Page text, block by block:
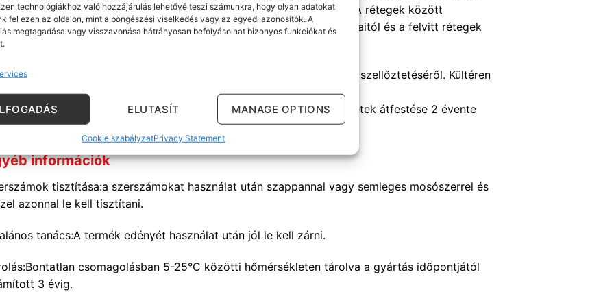
technológiákhoz való hozzájárulás lehetővé teszi számunkra, hogy olyan adatokat
fel ezen az oldalon, mint a böngészési viselkedés vagy az egyedi azonosítók. A
megtagadása vagy visszavonása hátrányosan befolyásolhat bizonyos funkciókat és
ELUTASÍT MANAGE OPTIONS
Cookie szabályzatPrivacy Statement
a felületre. A rétegek felhordása közötti száradási idő 4 óra. A rétegek között
javasolt. A végleges szín függ az alapfelület tulajdonságaitól és a felvitt rétegek
A festék alkalmazása során gondoskodjon a helyiség megfelelő szellőztetéséről. Kültéren
alkalmazás esetén járófelületekre nem ajánlott.
a korábban Bondex Garden Colors termékkel kezelt felületek átfestése 2 évente
információk
tisztítása:a szerszámokat használat után szappannal vagy semleges mosószerrel és
azonnal le kell tisztítani.
tanács:A termék edényét használat után jól le kell zárni.
csomagolásban 5-25°C közötti hőmérsékleten tárolva a gyártás időpontjától
3 évig.